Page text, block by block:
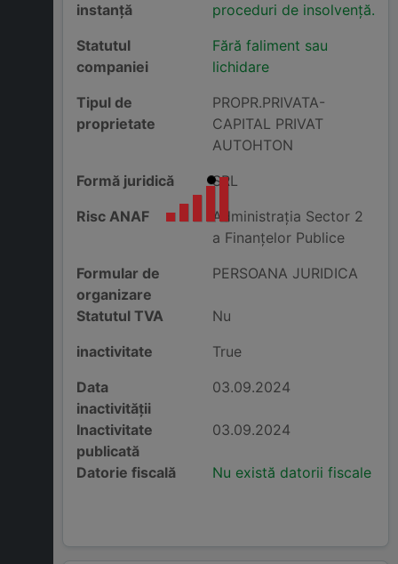
instanță
proceduri de insolvență.
Statutul
companiei
Fără faliment sau
lichidare
Tipul de
proprietate
PROPR.PRIVATA-
CAPITAL PRIVAT
AUTOHTON
Formă juridică
SRL
Risc ANAF
Administraţia Sector 2
a Finanţelor Publice
Formular de
organizare
PERSOANA JURIDICA
Statutul TVA
Nu
inactivitate
True
Data
inactivității
03.09.2024
Inactivitate
publicată
03.09.2024
Datorie fiscală Nu există datorii fiscale